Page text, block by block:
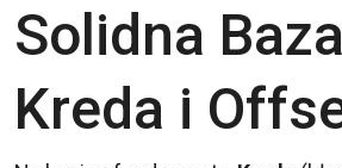
Solidna
Kreda i